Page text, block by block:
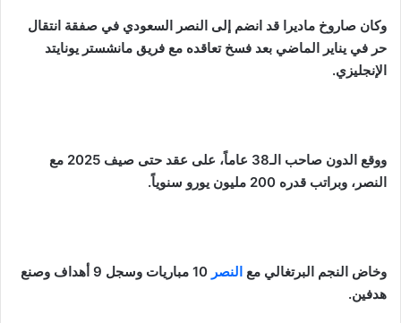
وكان صاروخ ماديرا قد انضم إلى النصر السعودي في صفقة انتقال
حر في يناير الماضي بعد فسخ تعاقده مع فريق مانشستر يونايتد
الإنجليزي.
ووقع الدون صاحب الـ38 عاماً، على عقد حتى صيف 2025 مع
النصر، وبراتب قدره 200 مليون يورو سنوياً.
وخاض النجم البرتغالي مع النصر
10 مباريات وسجل 9 أهداف وصنع
هدفين.